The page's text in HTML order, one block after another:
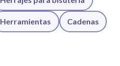
Herramientas Cadenas